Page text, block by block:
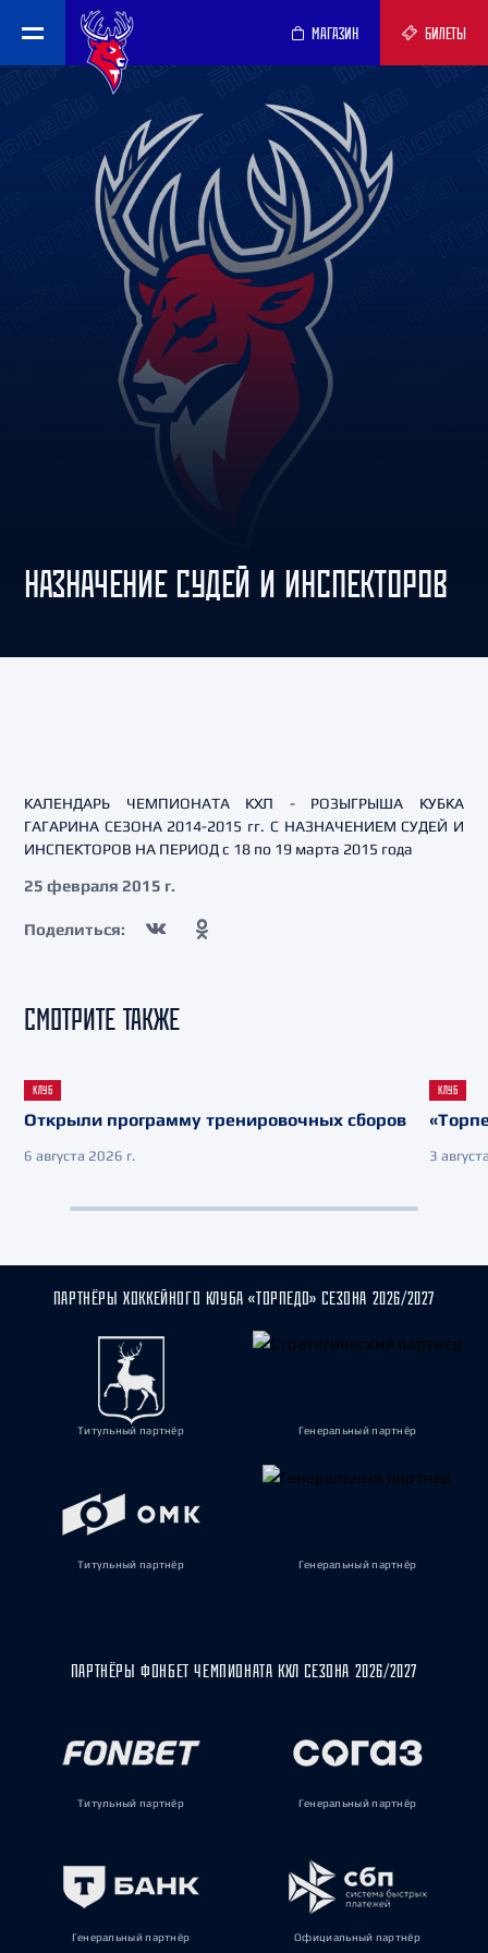
МАГАЗИН БИЛЕТЫ
НАЗНАЧЕНИЕ СУДЕЙ И ИНСПЕКТОРОВ
КАЛЕНДАРЬ ЧЕМПИОНАТА КХЛ - РОЗЫГРЫША КУБКА
ГАГАРИНА СЕЗОНА 2014-2015 гг. С НАЗНАЧЕНИЕМ СУДЕЙ И
ИНСПЕКТОРОВ НА ПЕРИОД с 18 по 19 марта 2015 года
25 февраля 2015 г.
Поделиться:
СМОТРИТЕ ТАКЖЕ
КЛУБ
Открыли программу тренировочных сборов
6 августа 2026 г.
КЛУБ
3
ПАРТНЁРЫ ХОККЕЙНОГО КЛУБА «ТОРПЕДО» СЕЗОНА 2026/2027
Титульный партнёр Генеральный партнёр
Титульный партнёр Генеральный партнёр
ПАРТНЁРЫ ФОНБЕТ ЧЕМПИОНАТА КХЛ СЕЗОНА 2026/2027
Титульный партнёр Генеральный партнёр
Генеральный партнёр Официальный партнёр